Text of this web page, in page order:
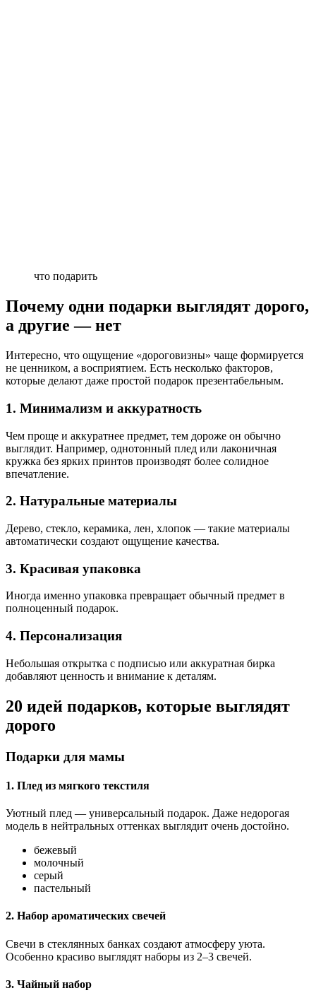
что подарить
Почему одни подарки выглядят дорого,
а другие — нет
Интересно, что ощущение «дороговизны» чаще формируется
не ценником, а восприятием. Есть несколько факторов,
которые делают даже простой подарок презентабельным.
1. Минимализм и аккуратность
Чем проще и аккуратнее предмет, тем дороже он обычно
выглядит. Например, однотонный плед или лаконичная
кружка без ярких принтов производят более солидное
впечатление.
2. Натуральные материалы
Дерево, стекло, керамика, лен, хлопок — такие материалы
автоматически создают ощущение качества.
3. Красивая упаковка
Иногда именно упаковка превращает обычный предмет в
полноценный подарок.
4. Персонализация
Небольшая открытка с подписью или аккуратная бирка
добавляют ценность и внимание к деталям.
20 идей подарков, которые выглядят
дорого
Подарки для мамы
1. Плед из мягкого текстиля
Уютный плед — универсальный подарок. Даже недорогая
модель в нейтральных оттенках выглядит очень достойно.
бежевый
молочный
серый
пастельный
2. Набор ароматических свечей
Свечи в стеклянных банках создают атмосферу уюта.
Особенно красиво выглядят наборы из 2–3 свечей.
3. Чайный набор